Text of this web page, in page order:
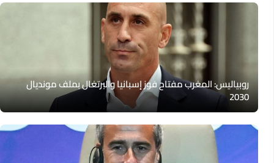
روبياليس: المغرب مفتاح فوز إسبانيا والبرتغال بملف مونديال
2030